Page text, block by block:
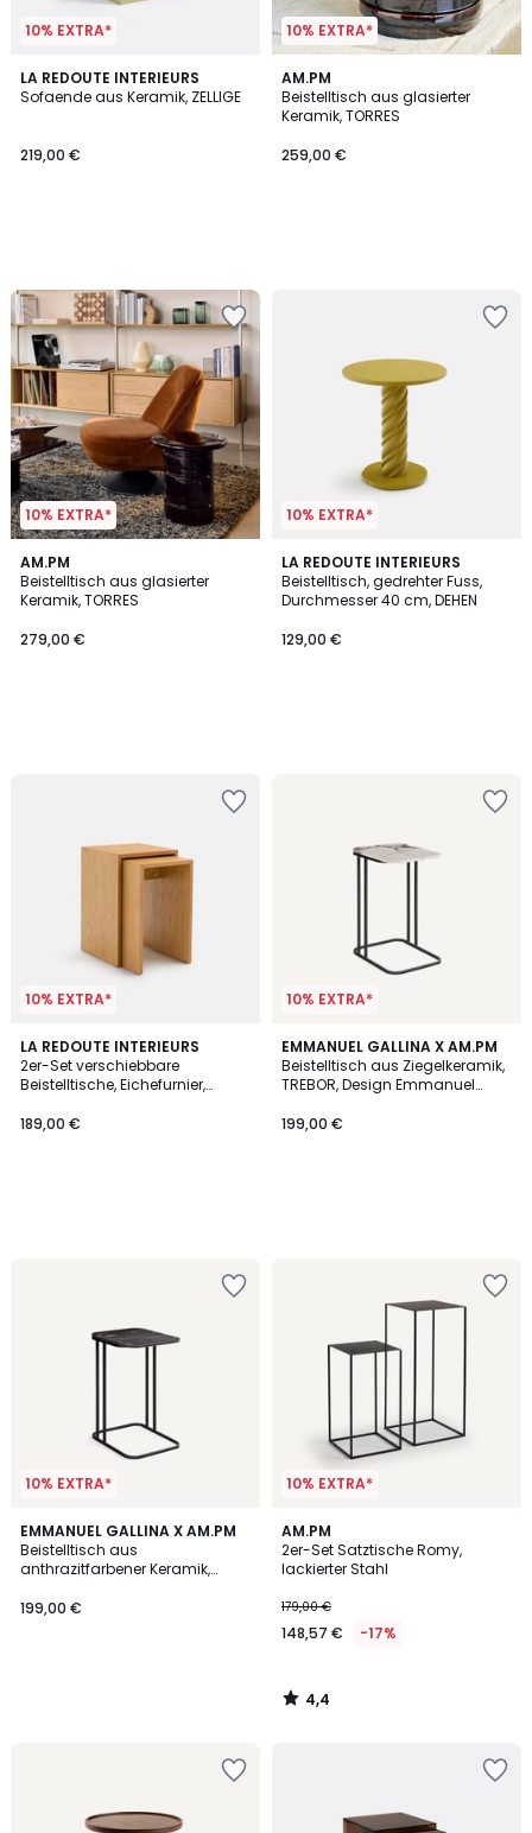
10% EXTRA*
LA REDOUTE INTERIEURS
Sofaende aus Keramik, ZELLIGE
219,00 €
10% EXTRA*
AM.PM
Beistelltisch aus glasierter
Keramik, TORRES
259,00 €
10% EXTRA*
AM.PM
Beistelltisch aus glasierter
Keramik, TORRES
279,00 €
10% EXTRA*
LA REDOUTE INTERIEURS
Beistelltisch, gedrehter Fuss,
Durchmesser 40 cm, DEHEN
129,00 €
10% EXTRA*
LA REDOUTE INTERIEURS
2er-Set verschiebbare
Beistelltische, Eichefurnier,
189,00 €
10% EXTRA*
EMMANUEL GALLINA X AM.PM
Beistelltisch aus Ziegelkeramik,
TREBOR, Design Emmanuel
199,00 €
10% EXTRA*
EMMANUEL GALLINA X AM.PM
Beistelltisch aus
anthrazitfarbener Keramik,
Gallina
199,00 €
10% EXTRA*
AM.PM
2er-Set Satztische Romy,
lackierter Stahl
179,00 €
148,57 € -17%
4,4
/ 5
4,4
/